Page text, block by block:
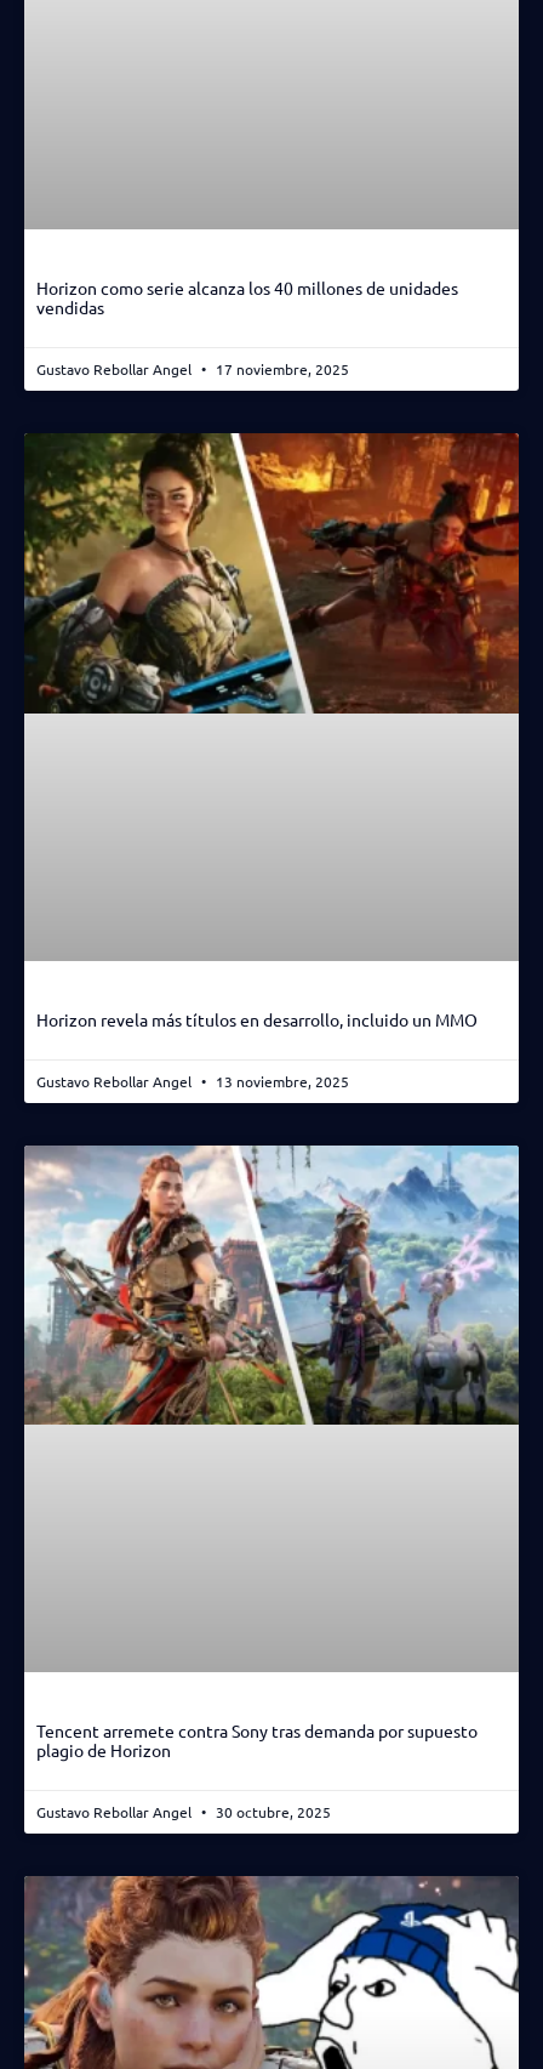
Horizon como serie alcanza los 40 millones de unidades
vendidas
Gustavo Rebollar Angel 17 noviembre, 2025
Horizon revela más títulos en desarrollo, incluido un MMO
Gustavo Rebollar Angel 13 noviembre, 2025
Tencent arremete contra Sony tras demanda por supuesto
plagio de Horizon
Gustavo Rebollar Angel 30 octubre, 2025